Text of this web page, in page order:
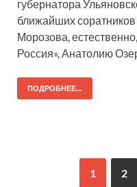
губернатора
ближайших
Морозова,
Россия», Анатолию
ПОДРОБНЕЕ...
1 2